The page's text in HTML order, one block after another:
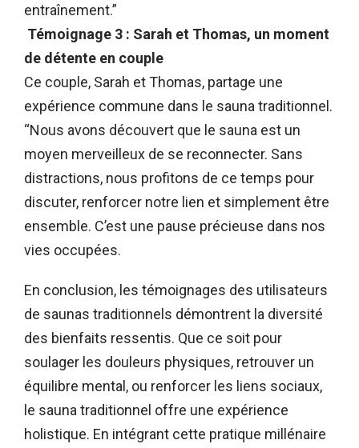
entraînement.”
Témoignage 3 : Sarah et Thomas, un moment
de détente en couple
Ce couple, Sarah et Thomas, partage une
expérience commune dans le sauna traditionnel.
“Nous avons découvert que le sauna est un
moyen merveilleux de se reconnecter. Sans
distractions, nous profitons de ce temps pour
discuter, renforcer notre lien et simplement être
ensemble. C’est une pause précieuse dans nos
vies occupées.
En conclusion, les témoignages des utilisateurs
de saunas traditionnels démontrent la diversité
des bienfaits ressentis. Que ce soit pour
soulager les douleurs physiques, retrouver un
équilibre mental, ou renforcer les liens sociaux,
le sauna traditionnel offre une expérience
holistique. En intégrant cette pratique millénaire